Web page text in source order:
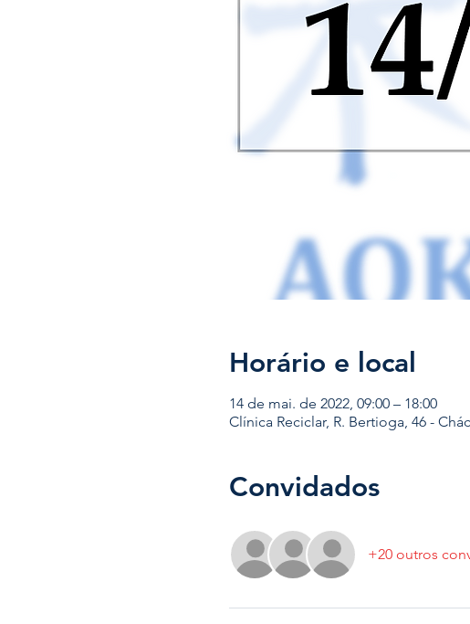
Horário e local
14 de mai. de 2022, 09:00 – 18:00
Clínica Reciclar, R. Bertioga, 46 -
Convidados
+20 outros